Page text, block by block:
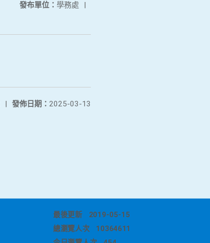
發布單位： 學務處 |
發佈日期： 2025-03-13
|
最後更新
2019-05-15
總瀏覽人次
10364611